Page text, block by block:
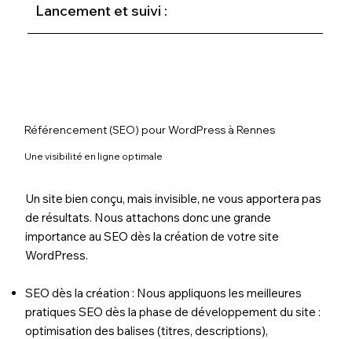
Lancement et suivi :
Référencement (SEO) pour WordPress à Rennes
Une visibilité en ligne optimale
Un site bien conçu, mais invisible, ne vous apportera pas
de résultats. Nous attachons donc une grande
importance au SEO dès la création de votre site
WordPress.
SEO dès la création : Nous appliquons les meilleures
pratiques SEO dès la phase de développement du site :
optimisation des balises (titres, descriptions),